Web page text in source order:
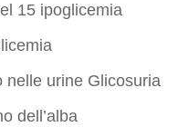
15 ipoglicemia
nelle urine Glicosuria
dell’alba